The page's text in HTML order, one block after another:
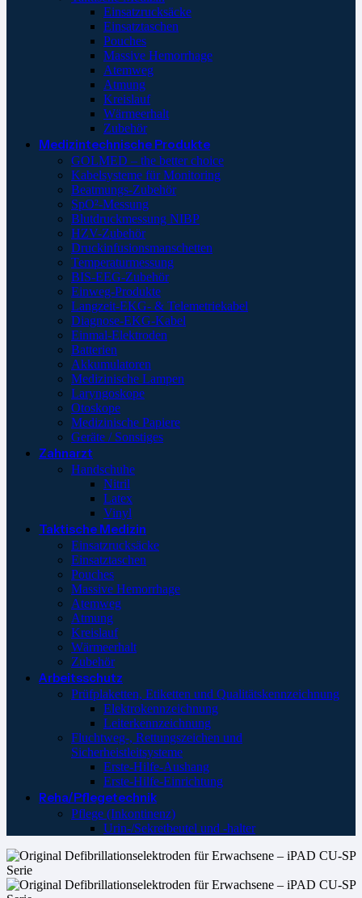
Einsatzrucksäcke
Einsatztaschen
Pouches
Massive Hemorrhage
Atemweg
Atmung
Kreislauf
Wärmeerhalt
Zubehör
Medizintechnische Produkte
GOLMED – the better choice
Kabelsysteme für Monitoring
Beatmungs-Zubehör
SpO²-Messung
Blutdruckmessung NIBP
HZV-Zubehör
Druckinfusionsmanschetten
Temperaturmessung
BIS-EEG-Zubehör
Einweg-Produkte
Langzeit-EKG- & Telemetriekabel
Diagnose-EKG-Kabel
Einmal-Elektroden
Batterien
Akkumulatoren
Medizinische Lampen
Laryngoskope
Otoskope
Medizinische Papiere
Geräte / Sonstiges
Zahnarzt
Handschuhe
Nitril
Latex
Vinyl
Taktische Medizin
Einsatzrucksäcke
Einsatztaschen
Pouches
Massive Hemorrhage
Atemweg
Atmung
Kreislauf
Wärmeerhalt
Zubehör
Arbeitsschutz
Prüfplaketten, Etiketten und Qualitätskennzeichnung
Elektrokennzeichnung
Leiterkennzeichnung
Fluchtweg-, Rettungszeichen und
Sicherheistleitsysteme
Erste-Hilfe-Aushang
Erste-Hilfe-Einrichtung
Reha/Pflegetechnik
Pflege (Inkontinenz)
Urin-/Sekretbeutel und -halter